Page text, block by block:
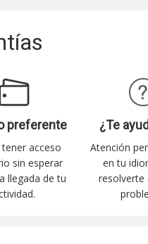
preferente
acceso
sin esperar
llegada de tu
¿Te
Atención
en tu
resolverte